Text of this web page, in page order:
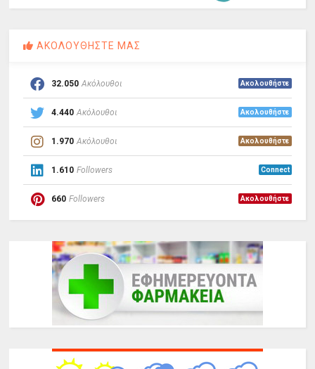
ΑΚΟΛΟΥΘΗΣΤΕ ΜΑΣ
32.050 Ακόλουθοι Ακολουθήστε
4.440 Ακόλουθοι Ακολουθήστε
1.970 Ακόλουθοι Ακολουθήστε
1.610 Followers Connect
660 Followers Ακολουθήστε